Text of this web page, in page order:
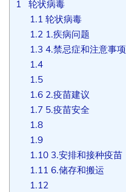
1 轮状病毒
1.1 轮状病毒
1.21.疾病问题
1.3 4.禁忌症和注意事项
1.4
1.5
1.62.疫苗建议
1.75.疫苗安全
1.8
1.9
1.103.安排和接种疫苗
1.11 6.储存和搬运
1.12